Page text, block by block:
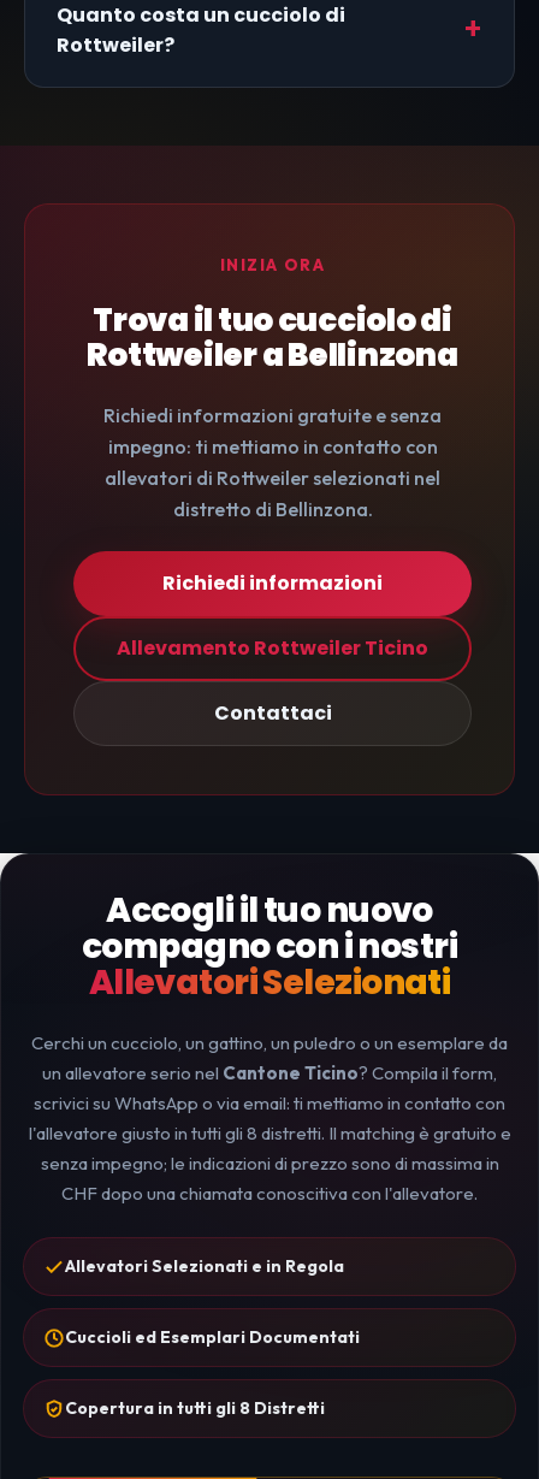
Quanto costa un cucciolo di
Rottweiler?
INIZIA ORA
Trova il tuo cucciolo di
Rottweiler a Bellinzona
Richiedi informazioni gratuite e senza
impegno: ti mettiamo in contatto con
allevatori di Rottweiler selezionati nel
distretto di Bellinzona.
Richiedi informazioni
Allevamento Rottweiler Ticino
Contattaci
Accogli il tuo nuovo
compagno con i nostri
Allevatori Selezionati
Cerchi un cucciolo, un gattino, un puledro o un esemplare da
un allevatore serio nel Cantone Ticino? Compila il form,
scrivici su WhatsApp o via email: ti mettiamo in contatto con
l'allevatore giusto in tutti gli 8 distretti. Il matching è gratuito e
senza impegno; le indicazioni di prezzo sono di massima in
CHF dopo una chiamata conoscitiva con l'allevatore.
Allevatori Selezionati e in Regola
Cuccioli ed Esemplari Documentati
Copertura in tutti gli 8 Distretti